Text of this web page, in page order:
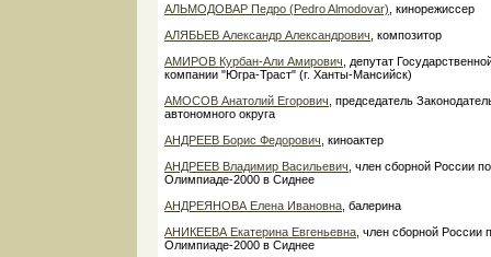
АЛЬМОДОВАР Педро (Pedro Almodovar) , кинорежиссер
АЛЯБЬЕВ Александр Александрович , композитор
АМИРОВ Курбан-Али Амирович , депутат
компании "Югра-Траст" (г. Ханты-Мансийск)
АМОСОВ Анатолий Егорович , председатель
автономного округа
АНДРЕЕВ Борис Федорович , киноактер
АНДРЕЕВ Владимир Васильевич , член сборной России
Олимпиаде-2000 в Сиднее
АНДРЕЯНОВА Елена Ивановна , балерина
АНИКЕЕВА Екатерина Евгеньевна , член сборной России
Олимпиаде-2000 в Сиднее